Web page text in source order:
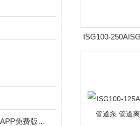
潜水花季传媒APP免费版网站下载安装
ISG100-
转速立式管道泵